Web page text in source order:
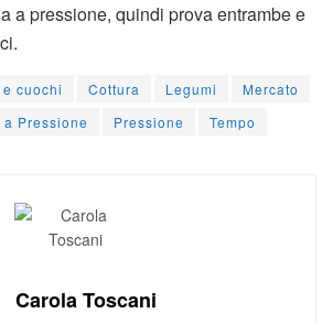
a pressione, quindi prova entrambe e
cuochi Cottura Legumi
Mercato
Pressione Pressione Tempo
Carola Toscani